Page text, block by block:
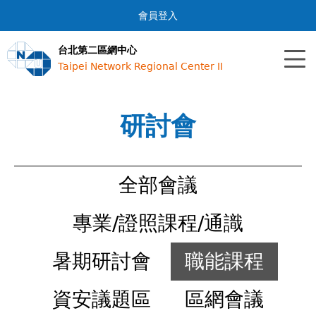
Jump to navigation
會員登入
台北第二區網中心
Taipei Network Regional Center II
研討會
全部會議
專業/證照課程/通識
暑期研討會
職能課程
資安議題區
區網會議